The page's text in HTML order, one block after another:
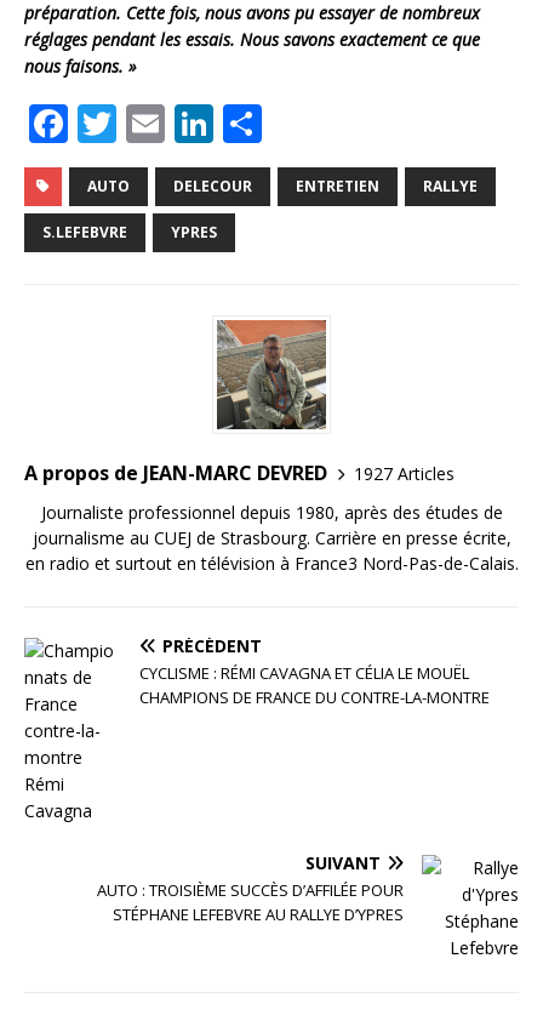
préparation. Cette fois, nous avons pu essayer de nombreux
réglages pendant les essais. Nous savons exactement ce que
nous faisons. »
F
a
c
e
T
w
it
te
E
m
ai
l
Li
n
k
e
n
ar
ta
r
AUTO DELECOUR ENTRETIEN RALLYE
S.LEFEBVRE YPRES
A propos de JEAN-MARC DEVRED
1927 Articles
Journaliste professionnel depuis 1980, après des études de
journalisme au CUEJ de Strasbourg. Carrière en presse écrite,
en radio et surtout en télévision à France3 Nord-Pas-de-Calais.
PRÉCÉDENT
CYCLISME : RÉMI CAVAGNA ET CÉLIA LE MOUËL
CHAMPIONS DE FRANCE DU CONTRE-LA-MONTRE
SUIVANT
AUTO : TROISIÈME SUCCÈS D’AFFILÉE POUR
STÉPHANE LEFEBVRE AU RALLYE D’YPRES